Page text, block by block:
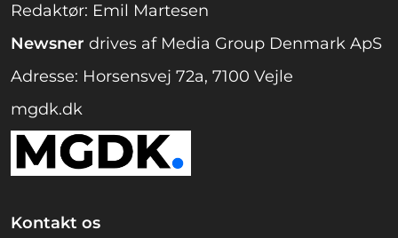
Redaktør: Emil Martesen
Newsner drives af Media Group Denmark ApS
Adresse: Horsensvej 72a, 7100 Vejle
mgdk.dk
Kontakt os